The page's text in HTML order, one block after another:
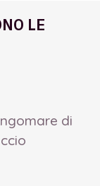
LE
di